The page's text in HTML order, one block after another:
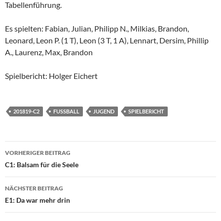
Tabellenführung.
Es spielten: Fabian, Julian, Philipp N., Milkias, Brandon,
Leonard, Leon P. (1 T), Leon (3 T, 1 A), Lennart, Dersim, Phillip
A., Laurenz, Max, Brandon
Spielbericht: Holger Eichert
201819-C2 FUSSBALL JUGEND SPIELBERICHT
Beitragsnavigation
VORHERIGER BEITRAG
C1: Balsam für die Seele
NÄCHSTER BEITRAG
E1: Da war mehr drin